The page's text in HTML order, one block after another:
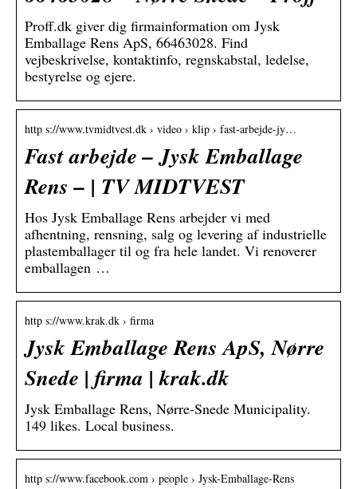
Proff.dk giver dig firmainformation om Jysk
Emballage Rens ApS, 66463028. Find
vejbeskrivelse, kontaktinfo, regnskabstal, ledelse,
bestyrelse og ejere.
http s://www.tvmidtvest.dk › video › klip › fast-arbejde-jy…
Fast arbejde – Jysk Emballage
Rens – | TV MIDTVEST
Hos Jysk Emballage Rens arbejder vi med
afhentning, rensning, salg og levering af industrielle
plastemballager til og fra hele landet. Vi renoverer
emballagen …
http s://www.krak.dk › firma
Jysk Emballage Rens ApS, Nørre
Snede | firma | krak.dk
Jysk Emballage Rens, Nørre-Snede Municipality.
149 likes. Local business.
http s://www.facebook.com › people › Jysk-Emballage-Rens